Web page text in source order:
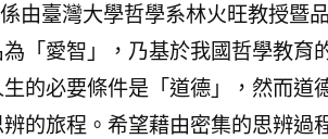
由臺灣大學哲學系林火旺教授暨
「愛智」，乃基於我國哲學教育
的必要條件是「道德」，然而道
的旅程。希望藉由密集的思辨過